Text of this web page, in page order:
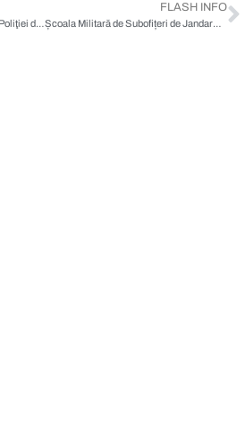
Şcoala de Pregătire a Agenţilor Poliţiei de Frontieră „Avram Iancu”
FLASH INFO
Școala Militară de Subofițeri de Jandarmi „Grigore Alexandru Ghica”